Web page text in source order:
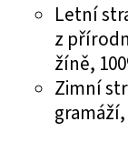
Letní
z
žíně,
Zimní